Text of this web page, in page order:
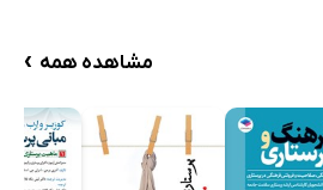
مشاهده همه ›